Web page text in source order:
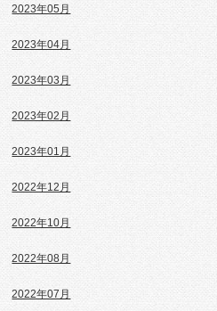
2023年05月
2023年04月
2023年03月
2023年02月
2023年01月
2022年12月
2022年10月
2022年08月
2022年07月